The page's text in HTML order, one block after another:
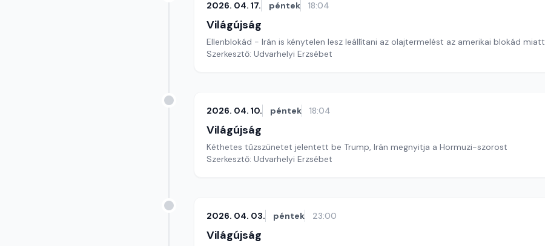
2026. 04. 17. péntek 18:04
Világújság
Ellenblokád - Irán is kénytelen lesz leállítani az olajtermelést az amerikai blokád miatt
Szerkesztő: Udvarhelyi Erzsébet
2026. 04. 10. péntek 18:04
Világújság
Kéthetes tűzszünetet jelentett be Trump, Irán megnyitja a Hormuzi-szorost
Szerkesztő: Udvarhelyi Erzsébet
2026. 04. 03. péntek 23:00
Világújság